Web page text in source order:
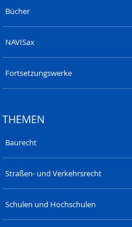
Bücher
NAVISax
Fortsetzungswerke
THEMEN
Baurecht
Straßen- und Verkehrsrecht
Schulen und Hochschulen